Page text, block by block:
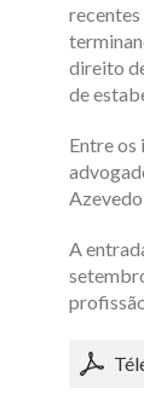
direito
de
Entre
A